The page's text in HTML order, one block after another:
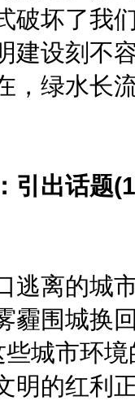
破坏了我
建设刻不
，绿水长
引出话题
离的城市
霾围城换
些城市环
明的红利